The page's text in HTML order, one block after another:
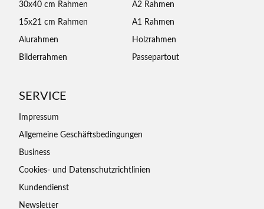
30x40 cm Rahmen A2 Rahmen
15x21 cm Rahmen A1 Rahmen
Alurahmen Holzrahmen
Bilderrahmen Passepartout
SERVICE
Impressum
Allgemeine Geschäftsbedingungen
Business
Cookies- und Datenschutzrichtlinien
Kundendienst
Newsletter